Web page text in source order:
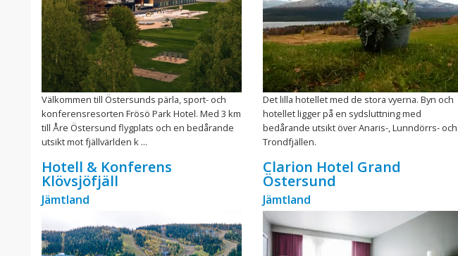
Välkommen till Östersunds pärla, sport- och
konferensresorten Frösö Park Hotel. Med 3 km
till Åre Östersund flygplats och en bedårande
utsikt mot fjällvärlden k ...
Hotell & Konferens
Klövsjöfjäll
Jämtland
Det lilla hotellet med de stora vyerna. Byn och
hotellet ligger på en sydsluttning med
bedårande utsikt över Anaris-, Lunndörrs- och
Trondfjällen.
Clarion Hotel Grand
Östersund
Jämtland